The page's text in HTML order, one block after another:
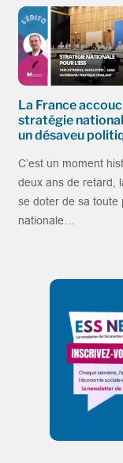
La France
stratégie
un désaveu
C’est un moment
deux ans de retard,
se doter de sa toute
nationale…